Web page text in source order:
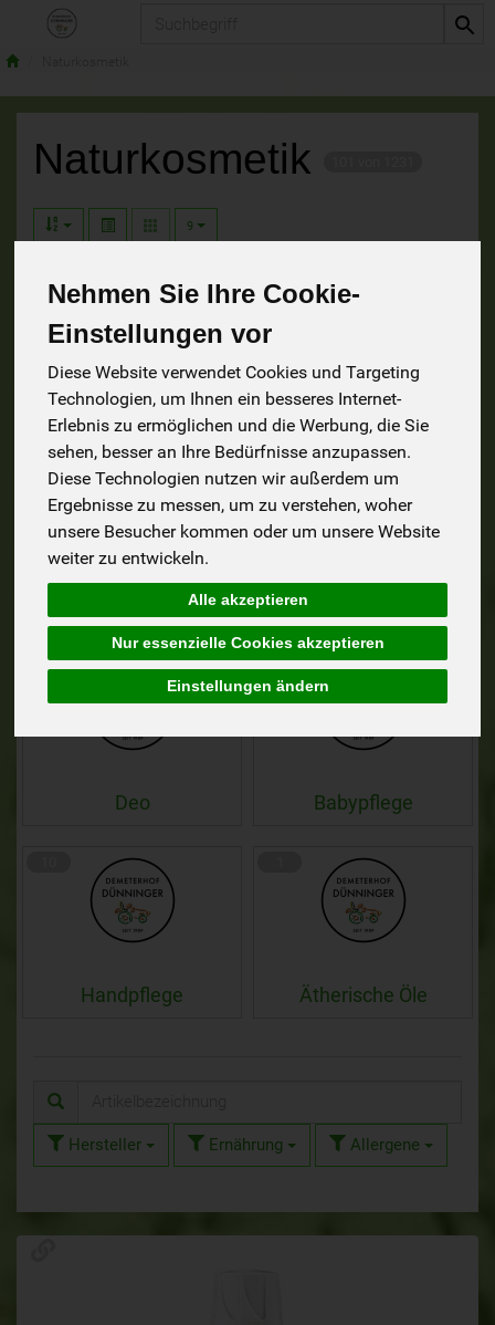
Nehmen Sie Ihre Cookie-
Einstellungen vor
Diese Website verwendet Cookies und Targeting
Technologien, um Ihnen ein besseres Internet-
Erlebnis zu ermöglichen und die Werbung, die Sie
sehen, besser an Ihre Bedürfnisse anzupassen.
Diese Technologien nutzen wir außerdem um
Ergebnisse zu messen, um zu verstehen, woher
unsere Besucher kommen oder um unsere Website
weiter zu entwickeln.
Alle akzeptieren
Nur essenzielle Cookies akzeptieren
Einstellungen ändern
Naturkosmetik
9
19
Haarpflege
41
Hautpflege
8 8
5
Deo
4
Babypflege
Handpflege Ätherische Öle
Hersteller Ernährung Allergene